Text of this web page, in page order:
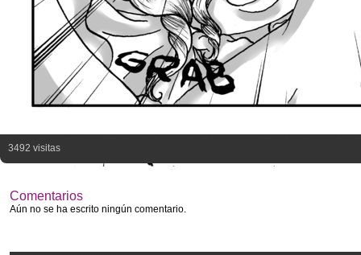
3492 visitas
Comentarios
Aún no se ha escrito ningún comentario.